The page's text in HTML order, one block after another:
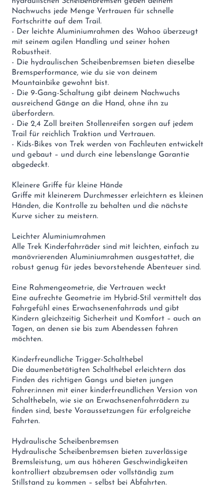
Nachwuchs jede Menge Vertrauen für schnelle
Fortschritte auf dem Trail.
- Der leichte Aluminiumrahmen des Wahoo überzeugt
mit seinem agilen Handling und seiner hohen
Robustheit.
- Die hydraulischen Scheibenbremsen bieten dieselbe
Bremsperformance, wie du sie von deinem
Mountainbike gewohnt bist.
- Die 9-Gang-Schaltung gibt deinem Nachwuchs
ausreichend Gänge an die Hand, ohne ihn zu
überfordern.
- Die 2,4 Zoll breiten Stollenreifen sorgen auf jedem
Trail für reichlich Traktion und Vertrauen.
- Kids-Bikes von Trek werden von Fachleuten entwickelt
und gebaut – und durch eine lebenslange Garantie
abgedeckt.
Kleinere Griffe für kleine Hände
Griffe mit kleinerem Durchmesser erleichtern es kleinen
Händen, die Kontrolle zu behalten und die nächste
Kurve sicher zu meistern.
Leichter Aluminiumrahmen
Alle Trek Kinderfahrräder sind mit leichten, einfach zu
manövrierenden Aluminiumrahmen ausgestattet, die
robust genug für jedes bevorstehende Abenteuer sind.
Eine Rahmengeometrie, die Vertrauen weckt
Eine aufrechte Geometrie im Hybrid-Stil vermittelt das
Fahrgefühl eines Erwachsenenfahrrads und gibt
Kindern gleichzeitig Sicherheit und Komfort – auch an
Tagen, an denen sie bis zum Abendessen fahren
möchten.
Kinderfreundliche Trigger-Schalthebel
Die daumenbetätigten Schalthebel erleichtern das
Finden des richtigen Gangs und bieten jungen
Fahrer:innen mit einer kinderfreundlichen Version von
Schalthebeln, wie sie an Erwachsenenfahrrädern zu
finden sind, beste Voraussetzungen für erfolgreiche
Fahrten.
Hydraulische Scheibenbremsen
Hydraulische Scheibenbremsen bieten zuverlässige
Bremsleistung, um aus höheren Geschwindigkeiten
kontrolliert abzubremsen oder vollständig zum
Stillstand zu kommen – selbst bei Abfahrten.